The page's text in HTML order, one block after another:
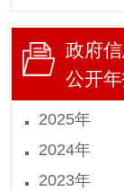
政府
公开
2025年
2024年
2023年